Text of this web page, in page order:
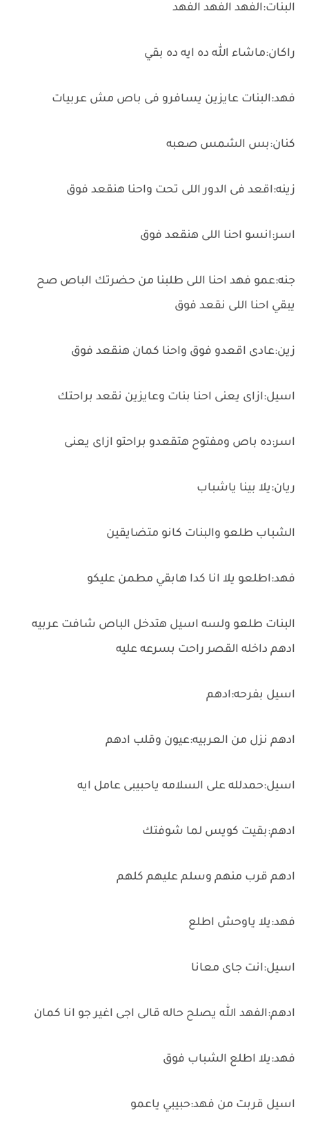
البنات:الفهد الفهد الفهد
راكان:ماشاء الله ده ايه ده بقي
فهد:البنات عايزين يسافرو فى باص مش عربيات
كنان:بس الشمس صعبه
زينه:اقعد فى الدور اللى تحت واحنا هنقعد فوق
اسر:انسو احنا اللى هنقعد فوق
جنه:عمو فهد احنا اللى طلبنا من حضرتك الباص صح
يبقي احنا اللى نقعد فوق
زين:عادى اقعدو فوق واحنا كمان هنقعد فوق
اسيل:ازاى يعنى احنا بنات وعايزين نقعد براحتك
اسر:ده باص ومفتوح هتقعدو براحتو ازاى يعنى
ريان:يلا بينا ياشباب
الشباب طلعو والبنات كانو متضايقين
فهد:اطلعو يلا انا كدا هابقي مطمن عليكو
البنات طلعو ولسه اسيل هتدخل الباص شافت عربيه
ادهم داخله القصر راحت بسرعه عليه
اسيل بفرحه:ادهم
ادهم نزل من العربيه:عيون وقلب ادهم
اسيل:حمدلله على السلامه ياحبيبى عامل ايه
ادهم:بقيت كويس لما شوفتك
ادهم قرب منهم وسلم عليهم كلهم
فهد:يلا ياوحش اطلع
اسيل:انت جاى معانا
ادهم:الفهد الله يصلح حاله قالى اجى اغير جو انا كمان
فهد:يلا اطلع الشباب فوق
اسيل قربت من فهد:حبيبي ياعمو